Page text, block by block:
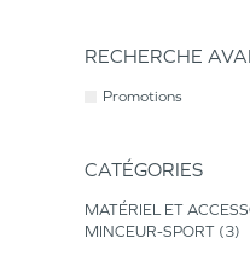
RECHERCHE
Promotions
CATÉGORIES
MATÉRIEL ET
MINCEUR-SPORT 3